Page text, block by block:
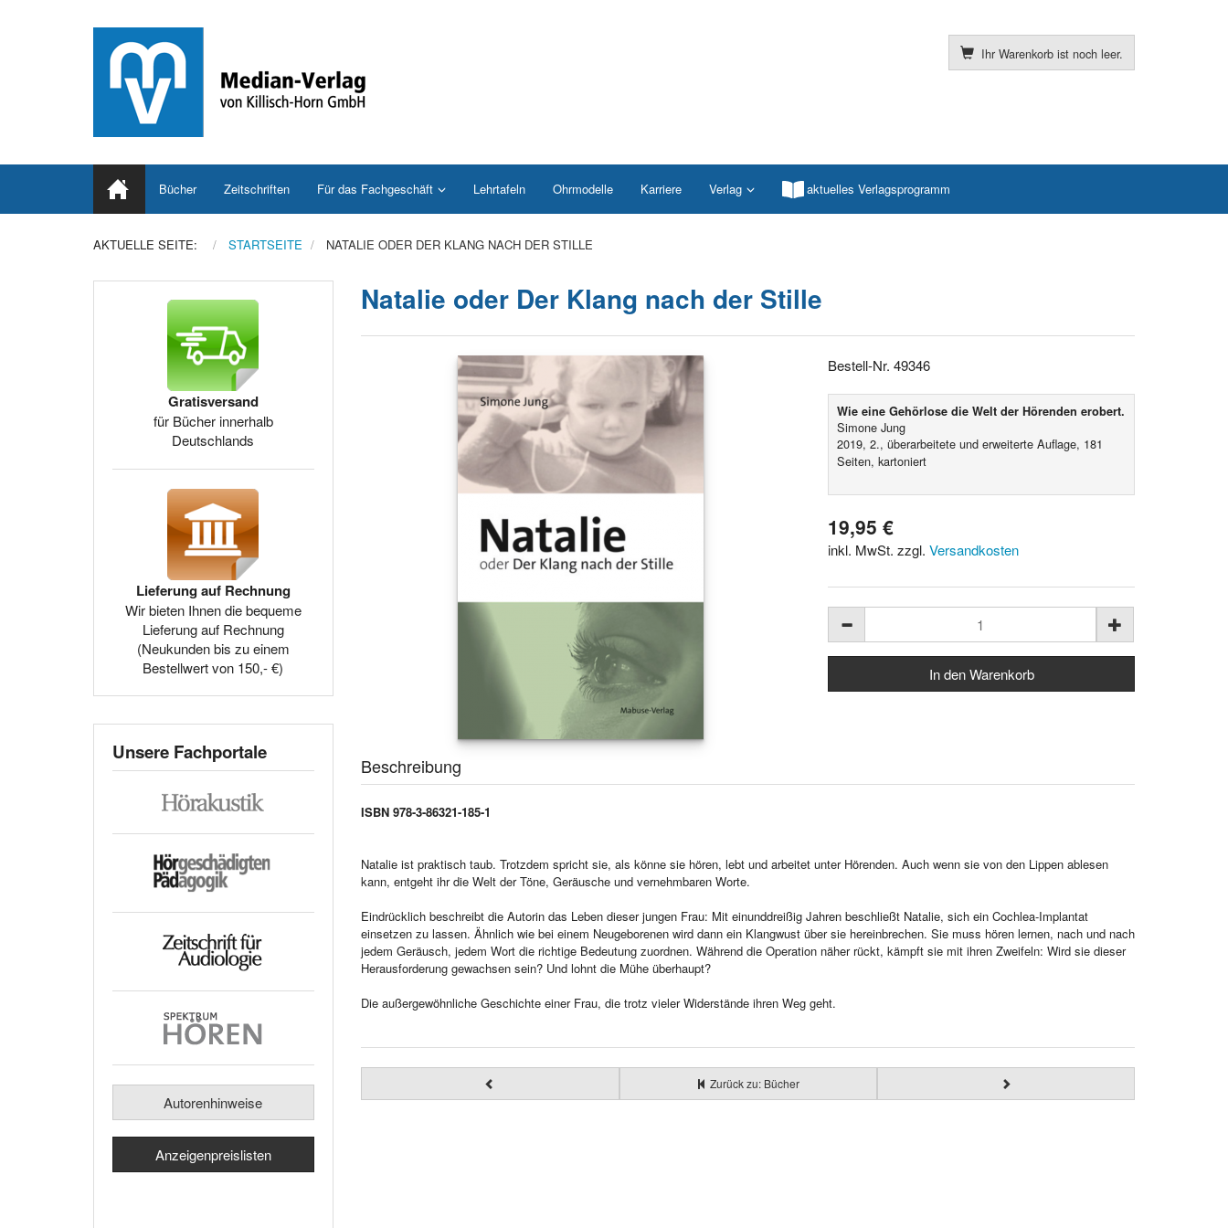
Ihr Warenkorb ist noch leer.
Bücher Zeitschriften Für das Fachgeschäft Lehrtafeln Ohrmodelle Karriere Verlag aktuelles Verlagsprogramm
AKTUELLE SEITE: STARTSEITE NATALIE ODER DER KLANG NACH DER STILLE
Natalie oder Der Klang nach der Stille
Bestell-Nr. 49346
Wie eine Gehörlose die Welt der Hörenden erobert.
Simone Jung
2019, 2., überarbeitete und erweiterte Auflage, 181
Seiten, kartoniert
19,95 €
inkl. MwSt. zzgl.Versandkosten
Beschreibung
ISBN 978-3-86321-185-1
Natalie ist praktisch taub. Trotzdem spricht sie, als könne sie hören, lebt und arbeitet unter Hörenden. Auch wenn sie von den Lippen ablesen
kann, entgeht ihr die Welt der Töne, Geräusche und vernehmbaren Worte.
Eindrücklich beschreibt die Autorin das Leben dieser jungen Frau: Mit einunddreißig Jahren beschließt Natalie, sich ein Cochlea-Implantat
einsetzen zu lassen. Ähnlich wie bei einem Neugeborenen wird dann ein Klangwust über sie hereinbrechen. Sie muss hören lernen, nach und nach
jedem Geräusch, jedem Wort die richtige Bedeutung zuordnen. Während die Operation näher rückt, kämpft sie mit ihren Zweifeln: Wird sie dieser
Herausforderung gewachsen sein? Und lohnt die Mühe überhaupt?
Die außergewöhnliche Geschichte einer Frau, die trotz vieler Widerstände ihren Weg geht.
Zurück zu: Bücher
Gratisversand
für Bücher innerhalb
Deutschlands
Lieferung auf Rechnung
Wir bieten Ihnen die bequeme
Lieferung auf Rechnung
(Neukunden bis zu einem
Bestellwert von 150,- €)
Unsere Fachportale
Autorenhinweise
Anzeigenpreislisten